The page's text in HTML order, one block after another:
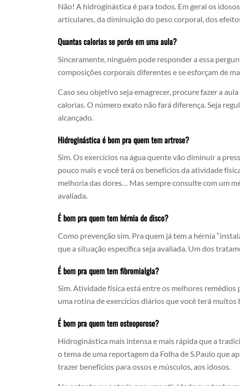
Não! A hidroginástica é para todos. Em geral os
articulares, da diminuição do peso corporal, dos
Quantas calorias se perde em uma aula?
Sinceramente, ninguém pode responder a essa
composições corporais diferentes e se esforçam de
Caso seu objetivo seja emagrecer, procure fazer a
calorias. O número exato não fará diferença. Seja
alcançado.
Hidroginástica é bom pra quem tem artrose?
Sim. Os exercícios na água quente vão diminuir a
pouco mais e você terá os benefícios da atividade
melhoria das dores… Mas sempre consulte com um
avaliada.
É bom pra quem tem hérnia de disco?
Como prevenção sim. Pra quem já tem a hérnia
que a situação específica seja avaliada. Um dos
É bom pra quem tem fibromialgia?
Sim. Atividade física está entre os melhores
uma rotina de exercícios diários que você terá muitos
É bom pra quem tem osteoporose?
Hidroginástica mais intensa e mais rápida que a
o tema de uma reportagem da Folha de S.Paulo que
trazer benefícios para ossos e músculos, aos idosos.